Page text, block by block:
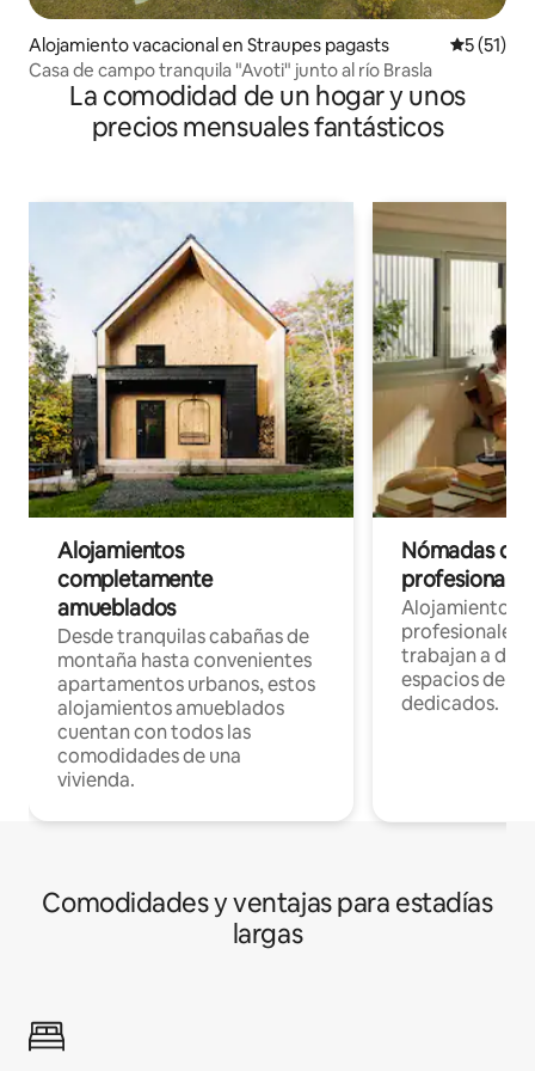
Alojamiento vacacional en Straupes pagasts
5 (51)
Casa de campo tranquila "Avoti" junto al río Brasla
La comodidad de un hogar y unos
precios mensuales fantásticos
Alojamientos
completamente
amueblados
Desde tranquilas cabañas de
montaña hasta convenientes
apartamentos urbanos, estos
alojamientos amueblados
cuentan con todos las
comodidades de una
vivienda.
Nómadas
Alojamientos
profesionales
trabajan a
espacios de
dedicados.
Comodidades y ventajas para estadías
largas